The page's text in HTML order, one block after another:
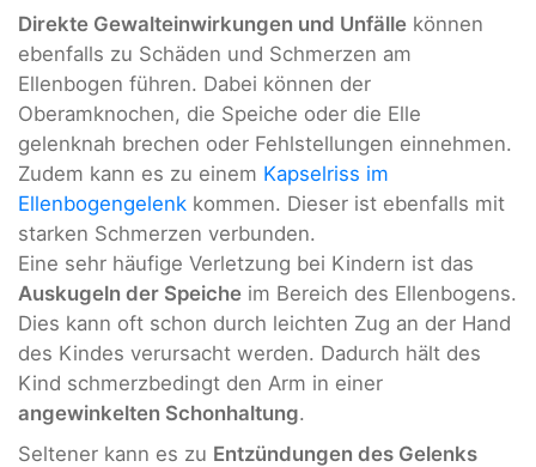
Direkte Gewalteinwirkungen und Unfälle können
ebenfalls zu Schäden und Schmerzen am
Ellenbogen führen. Dabei können der
Oberamknochen, die Speiche oder die Elle
gelenknah brechen oder Fehlstellungen einnehmen.
Zudem kann es zu einem Kapselriss im
Ellenbogengelenk kommen. Dieser ist ebenfalls mit
starken Schmerzen verbunden.
Eine sehr häufige Verletzung bei Kindern ist das
Auskugeln der Speiche im Bereich des Ellenbogens.
Dies kann oft schon durch leichten Zug an der Hand
des Kindes verursacht werden. Dadurch hält des
Kind schmerzbedingt den Arm in einer
angewinkelten Schonhaltung.
Seltener kann es zu Entzündungen des Gelenks